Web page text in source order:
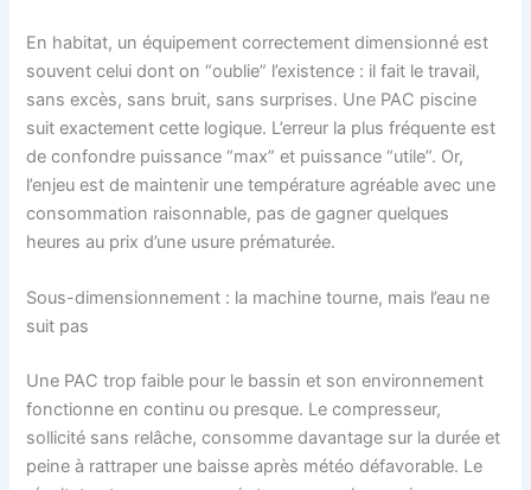
En habitat, un équipement correctement dimensionné est
souvent celui dont on “oublie” l’existence : il fait le travail,
sans excès, sans bruit, sans surprises. Une PAC piscine
suit exactement cette logique. L’erreur la plus fréquente est
de confondre puissance “max” et puissance “utile”. Or,
l’enjeu est de maintenir une température agréable avec une
consommation raisonnable, pas de gagner quelques
heures au prix d’une usure prématurée.
Sous-dimensionnement : la machine tourne, mais l’eau ne
suit pas
Une PAC trop faible pour le bassin et son environnement
fonctionne en continu ou presque. Le compresseur,
sollicité sans relâche, consomme davantage sur la durée et
peine à rattraper une baisse après météo défavorable. Le